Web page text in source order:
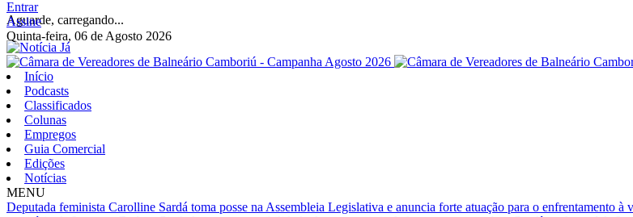
Aguarde, carregando...
Entrar
Assine
Quinta-feira, 06 de Agosto 2026
Início
Podcasts
Classificados
Colunas
Empregos
Guia Comercial
Edições
Notícias
MENU
Deputada feminista Carolline Sardá toma posse na Assembleia Legislativa e anuncia forte atuação para o enfrentamento à